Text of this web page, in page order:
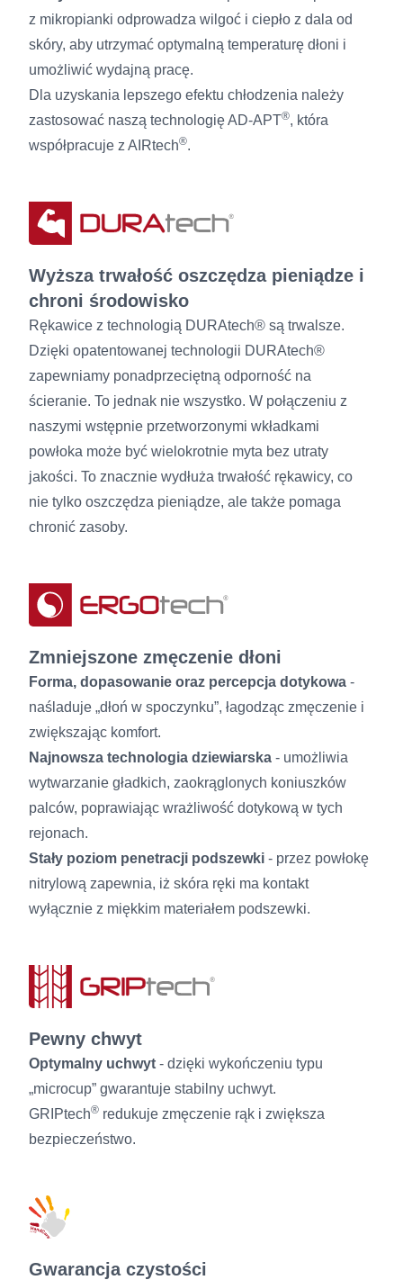
z mikropianki odprowadza wilgoć i ciepło z dala od
skóry, aby utrzymać optymalną temperaturę dłoni i
umożliwić wydajną pracę.
Dla uzyskania lepszego efektu chłodzenia należy
zastosować naszą technologię AD-APT®, która
współpracuje z AIRtech®.
Wyższa trwałość oszczędza pieniądze i
chroni środowisko
Rękawice z technologią DURAtech® są trwalsze.
Dzięki opatentowanej technologii DURAtech®
zapewniamy ponadprzeciętną odporność na
ścieranie. To jednak nie wszystko. W połączeniu z
naszymi wstępnie przetworzonymi wkładkami
powłoka może być wielokrotnie myta bez utraty
jakości. To znacznie wydłuża trwałość rękawicy, co
nie tylko oszczędza pieniądze, ale także pomaga
chronić zasoby.
Zmniejszone zmęczenie dłoni
Forma, dopasowanie oraz percepcja dotykowa -
naśladuje „dłoń w spoczynku”, łagodząc zmęczenie i
zwiększając komfort.
Najnowsza technologia dziewiarska - umożliwia
wytwarzanie gładkich, zaokrąglonych koniuszków
palców, poprawiając wrażliwość dotykową w tych
rejonach.
Stały poziom penetracji podszewki - przez powłokę
nitrylową zapewnia, iż skóra ręki ma kontakt
wyłącznie z miękkim materiałem podszewki.
Pewny chwyt
Optymalny uchwyt - dzięki wykończeniu typu
„microcup” gwarantuje stabilny uchwyt.
GRIPtech® redukuje zmęczenie rąk i zwiększa
bezpieczeństwo.
Gwarancja czystości